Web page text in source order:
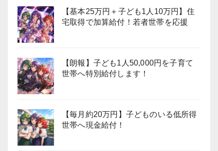
【基本25万円＋子ども1人10万円】住
宅取得で加算給付！若者世帯を応援
【朗報】子ども1人50,000円を子育て
世帯へ特別給付します！
【毎月約20万円】子どものいる低所得
世帯へ現金給付！